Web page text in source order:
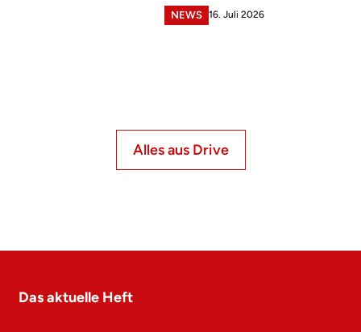
NEWS 16. Juli 2026
Alles aus Drive
Das aktuelle Heft